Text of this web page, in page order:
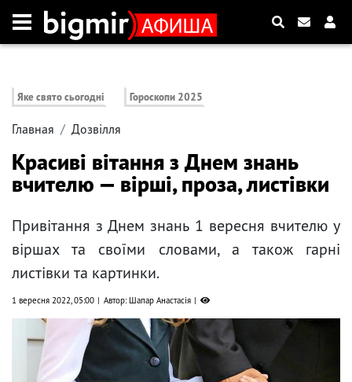
Яке свято сьогодні Гороскопи 2025
Главная Дозвілля
Красиві вітання з Днем знань
вчителю — вірші, проза, листівки
Привітання з Днем знань 1 вересня вчителю у
віршах та своїми словами, а також гарні
листівки та картинки.
1 вересня 2022, 05:00 Автор: Шапар Анастасія